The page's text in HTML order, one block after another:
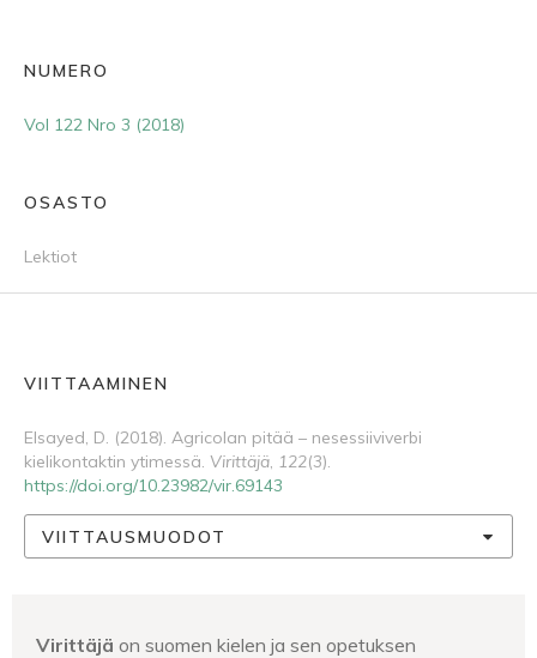
NUMERO
Vol 122 Nro 3 (2018)
OSASTO
Lektiot
VIITTAAMINEN
Elsayed, D. (2018). Agricolan pitää – nesessiiviverbi
kielikontaktin ytimessä. Virittäjä, 122(3).
https://doi.org/10.23982/vir.69143
VIITTAUSMUODOT
Virittäjä on suomen kielen ja sen opetuksen